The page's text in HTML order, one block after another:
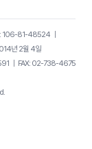
: 106-81-48524｜
년 2월 4일
FAX: 02-738-4675